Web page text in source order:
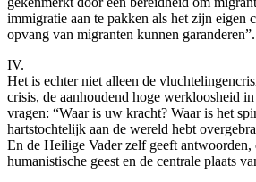
immigratie aan te pakken als het zijn eigen
opvang van migranten kunnen garanderen”.
IV.
Het is echter niet alleen de
crisis, de aanhoudend hoge werkloosheid
vragen: “Waar is uw kracht? Waar is het
hartstochtelijk aan de wereld hebt
En de Heilige Vader zelf geeft
humanistische geest en de centrale plaats